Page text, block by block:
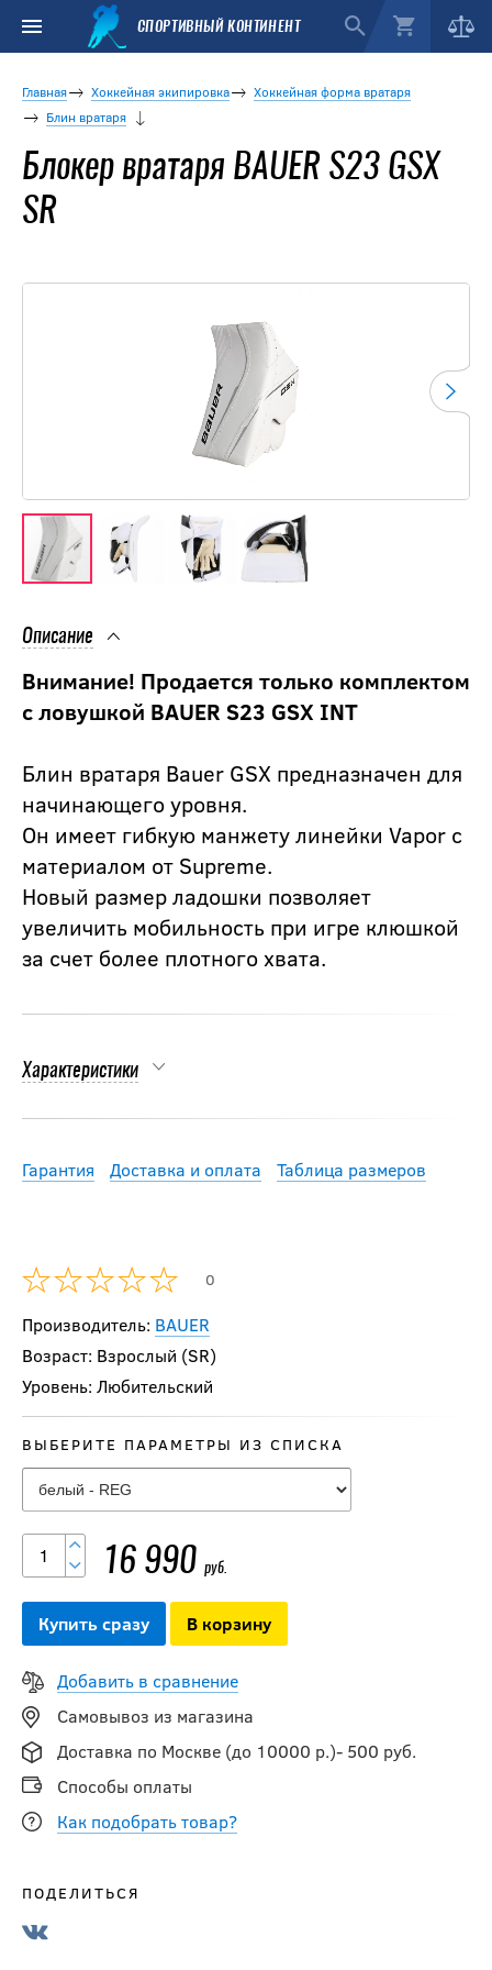
СПОРТИВНЫЙ КОНТИНЕНТ
Главная Хоккейная экипировка
Хоккейная форма вратаря
Блин вратаря
Блокер вратаря BAUER S23 GSX
SR
Описание
Внимание! Продается только комплектом
с ловушкой BAUER S23 GSX INT
Блин вратаря Bauer GSX предназначен для
начинающего уровня.
Он имеет гибкую манжету линейки Vapor с
материалом от Supreme.
Новый размер ладошки позволяет
увеличить мобильность при игре клюшкой
за счет более плотного хвата.
Характеристики
Гарантия Доставка и оплата Таблица размеров
0
Производитель: BAUER
Возраст: Взрослый (SR)
Уровень: Любительский
ВЫБЕРИТЕ ПАРАМЕТРЫ ИЗ СПИСКА
16 990 руб.
Купить сразу В корзину
Добавить в сравнение
Самовывоз из магазина
Доставка по Москве (до 10000 р.)- 500 руб.
Способы оплаты
Как подобрать товар?
ПОДЕЛИТЬСЯ